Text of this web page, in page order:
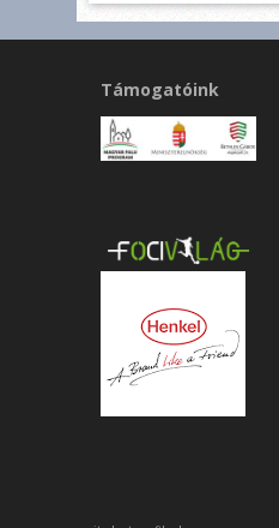
Támogatóink